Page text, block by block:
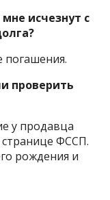
исчезнут с
погашения.
проверить
у продавца
ФССП.
рождения и